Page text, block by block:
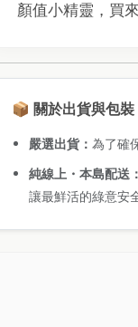
顏值小精靈，買
📦 關於出貨與包裝
嚴選出貨：為了確
純線上・本島配送
讓最鮮活的綠意安